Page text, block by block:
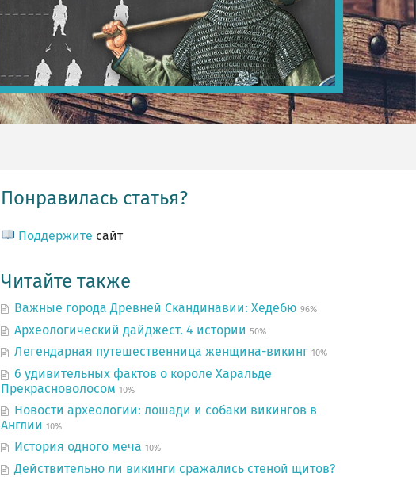
Понравилась статья?
Поддержите сайт
Читайте также
Важные города Древней Скандинавии: Хедебю 96%
Археологический дайджест. 4 истории 50%
Легендарная путешественница женщина-викинг 10%
6 удивительных фактов о короле Харальде
Прекрасноволосом 10%
Новости археологии: лошади и собаки викингов в
Англии 10%
История одного меча 10%
Действительно ли викинги сражались стеной щитов?